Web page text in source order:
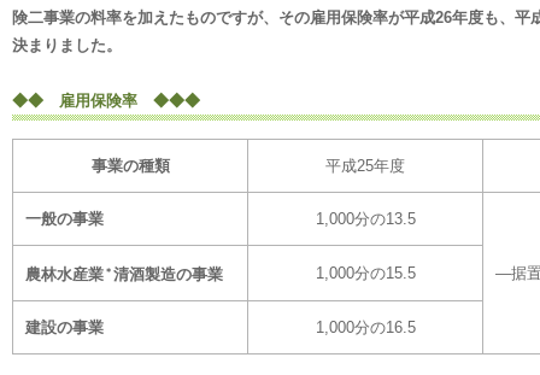
険二事業の料率を加えたものですが、その雇用保険率が平成26年度も、
決まりました。
◆◆ 雇用保険率 ◆◆◆
事業の種類 平成25年度
一般の事業 1,000分の13.5
―据
農林水産業 ＊ 清酒製造の事業 1,000分の15.5
建設の事業 1,000分の16.5